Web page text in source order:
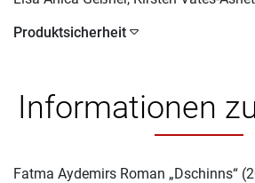
Produktsicherheit
Informationen
Fatma Aydemirs Roman „Dschinns“